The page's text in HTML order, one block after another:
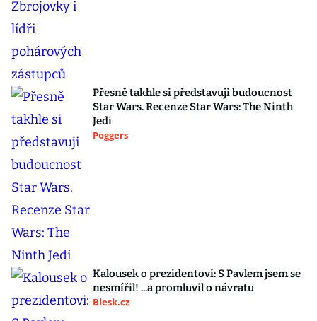
Přesně takhle si představuji budoucnost
Star Wars. Recenze Star Wars: The Ninth
Jedi
Poggers
Kalousek o prezidentovi: S Pavlem jsem se
nesmířil! ...a promluvil o návratu
Blesk.cz